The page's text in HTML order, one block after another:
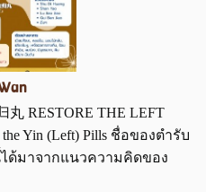
丸 RESTORE THE LEFT
Yin (Left) Pills ชื่อของตำรับ
ด้มาจากแนวความคิดของ